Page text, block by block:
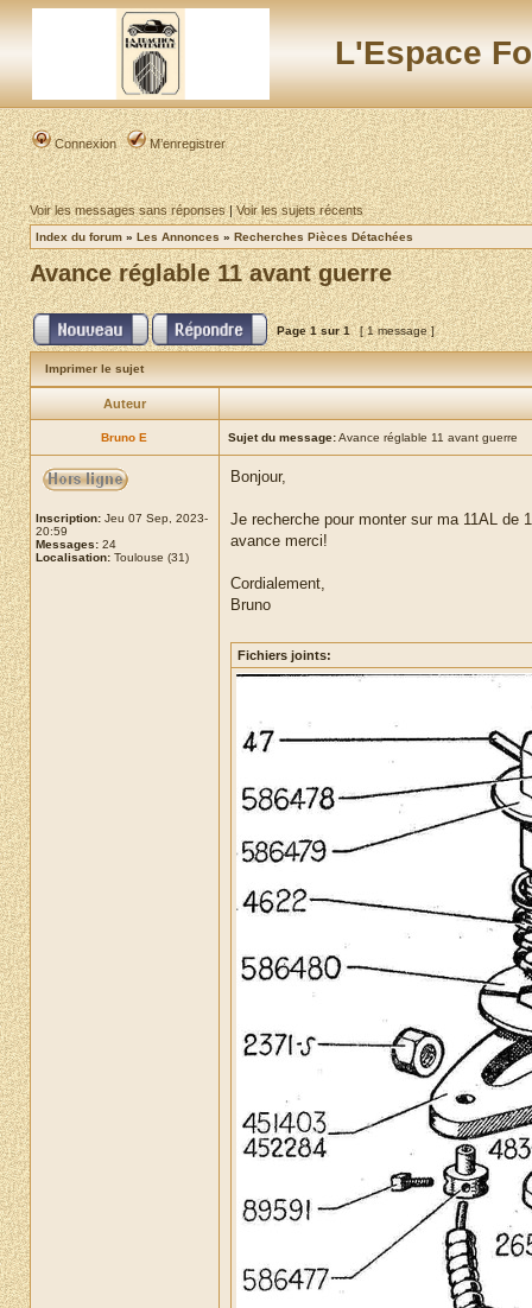
L'Espace
Connexion M’enregistrer
Voir les messages sans réponses|Voir les sujets récents
Index du forum » Les Annonces » Recherches Pièces Détachées
Avance réglable 11 avant guerre
Page1sur1 [ 1 message ]
Imprimer le sujet
Auteur
Bruno E Sujet du message:Avance réglable 11 avant guerre
Inscription: Jeu 07 Sep, 2023-
20:59
Messages: 24
Localisation: Toulouse (31)
Bonjour,
Je recherche pour monter sur ma 11AL de
avance merci!
Cordialement,
Bruno
Fichiers joints: